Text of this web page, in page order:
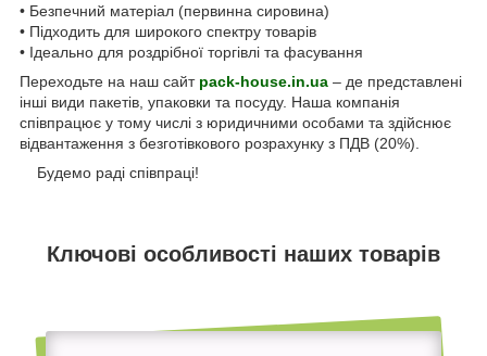
• Безпечний матеріал (первинна сировина)
• Підходить для широкого спектру товарів
• Ідеально для роздрібної торгівлі та фасування
Переходьте на наш сайт pack-house.in.ua – де представлені
інші види пакетів, упаковки та посуду. Наша компанія
співпрацює у тому числі з юридичними особами та здійснює
відвантаження з безготівкового розрахунку з ПДВ (20%).
Будемо раді співпраці!
Ключові особливості наших товарів